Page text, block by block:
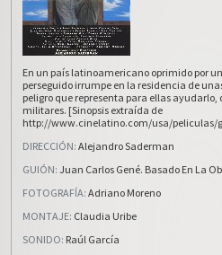
En un país latinoamericano oprimido por
perseguido irrumpe en la residencia de
peligro que representa para ellas
militares. [Sinopsis extraída de
http://www.cinelatino.com/usa/peliculas/
DIRECCIÓN: Alejandro Saderman
GUIÓN: Juan Carlos Gené. Basado En La
FOTOGRAFÍA: Adriano Moreno
MONTAJE: Claudia Uribe
SONIDO: Raúl García